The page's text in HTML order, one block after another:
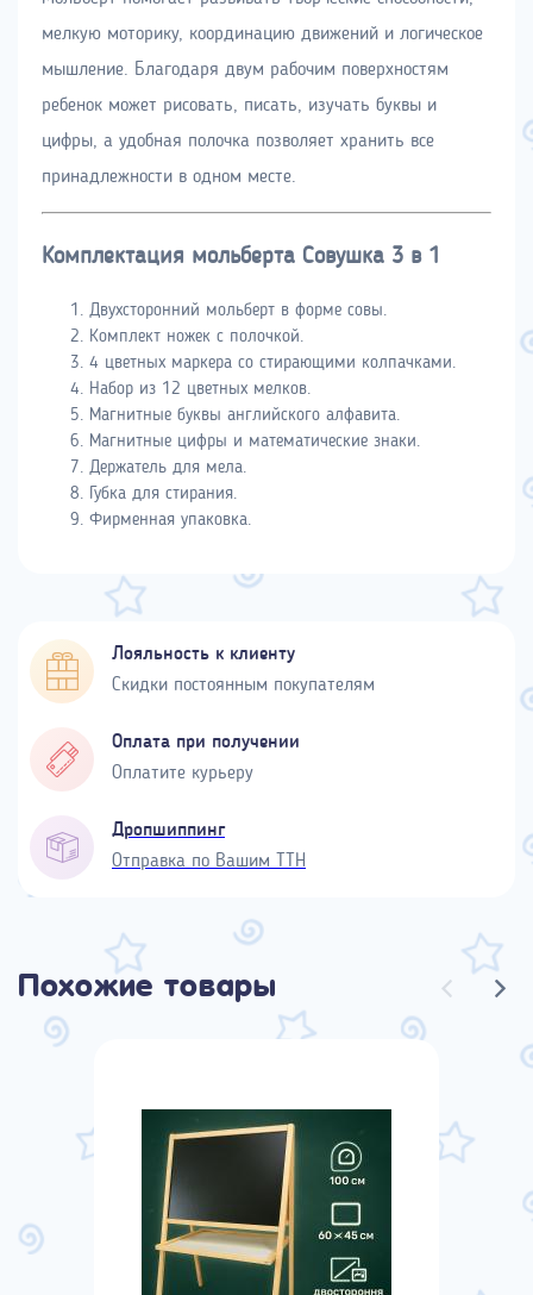
мелкую моторику, координацию движений и логическое
мышление. Благодаря двум рабочим поверхностям
ребенок может рисовать, писать, изучать буквы и
цифры, а удобная полочка позволяет хранить все
принадлежности в одном месте.
Комплектация мольберта Совушка 3 в 1
Двухсторонний мольберт в форме совы.
Комплект ножек с полочкой.
4 цветных маркера со стирающими колпачками.
Набор из 12 цветных мелков.
Магнитные буквы английского алфавита.
Магнитные цифры и математические знаки.
Держатель для мела.
Губка для стирания.
Фирменная упаковка.
Лояльность к клиенту
Скидки постоянным покупателям
Оплата при получении
Оплатите курьеру
Дропшиппинг
Отправка по Вашим ТТН
Похожие товары